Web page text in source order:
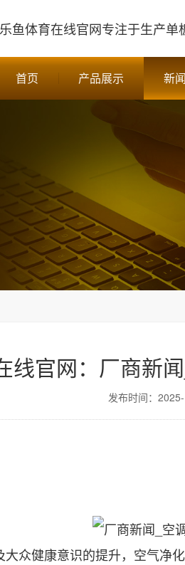
乐鱼体育在线官网专注于生产单
首页 产品展示 新
线官网：厂商新
发布时间：
健康意识的提升，空气净